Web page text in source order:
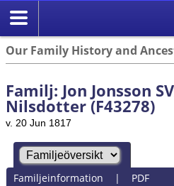
Our Family History and
Familj: Jon Jonsson
Nilsdotter (F43278)
v. 20 Jun 1817
Familjeinformation | PDF